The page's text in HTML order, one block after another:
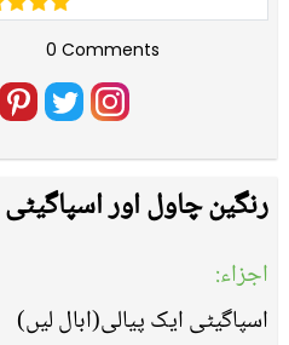
0 Comments
رنگین چاول اور اسپاگیٹی
اجزاء:
اسپاگیٹی ایک پیالی(ابال لیں)